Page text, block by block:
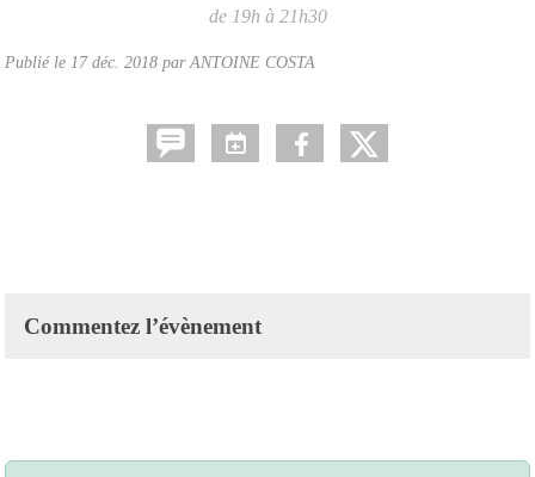
de 19h à 21h30
Publié le 17 déc. 2018 par ANTOINE COSTA
Commentez l’évènement